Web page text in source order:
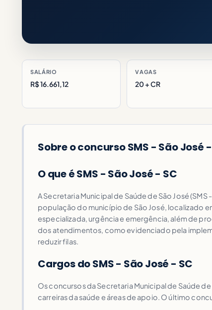
SALÁRIO
R$ 16.661,12
VAGAS
20 + CR
Sobre o concurso SMS - São José
O que é SMS - São José - SC
A Secretaria Municipal de Saúde de São José
população do município de São José, localizado
especializada, urgência e emergência, além de
dos atendimentos, como evidenciado pela
reduzir filas.
Cargos do SMS - São José - SC
Os concursos da Secretaria Municipal de Saúde
carreiras da saúde e áreas de apoio. O último